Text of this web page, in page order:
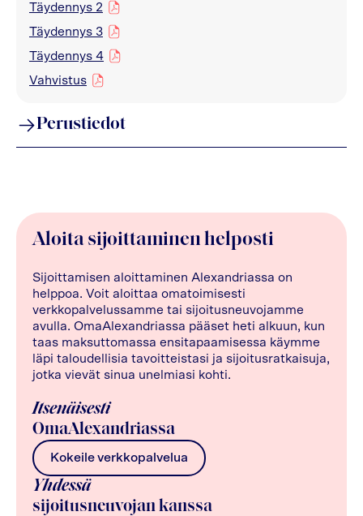
Täydennys 2
pdf
Täydennys 3
pdf
Täydennys 4
pdf
Vahvistus
pdf
Perustiedot
Aloita sijoittaminen helposti
Sijoittamisen aloittaminen Alexandriassa on
helppoa. Voit aloittaa omatoimisesti
verkkopalvelussamme tai sijoitusneuvojamme
avulla. OmaAlexandriassa pääset heti alkuun, kun
taas maksuttomassa ensitapaamisessa käymme
läpi taloudellisia tavoitteistasi ja sijoitusratkaisuja,
jotka vievät sinua unelmiasi kohti.
Itsenäisesti
OmaAlexandriassa
Kokeile verkkopalvelua
Yhdessä
sijoitusneuvojan kanssa